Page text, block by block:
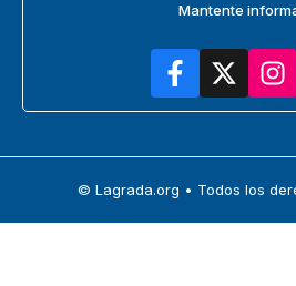
Mantente
© Lagrada.org • Todos los